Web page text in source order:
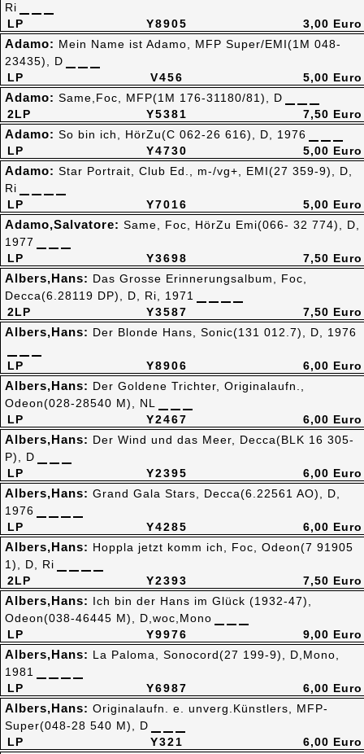
Y8905
LP
Ri
3,00 Euro
V456
LP
Adamo: Mein Name ist Adamo, MFP Super/EMI(1M 048-
23435), D
5,00 Euro
Y5381
2LP
Adamo: Same,Foc, MFP(1M 176-31180/81), D
7,50 Euro
Y4730
LP
Adamo: So bin ich, HörZu(C 062-26 616), D, 1976
5,00 Euro
Y7016
LP
Adamo: Star Portrait, Club Ed., m-/vg+, EMI(27 359-9), D,
Ri
5,00 Euro
Y3698
LP
Adamo,Salvatore: Same, Foc, HörZu Emi(066- 32 774), D,
1977
7,50 Euro
Y3587
2LP
Albers,Hans: Das Grosse Erinnerungsalbum, Foc,
Decca(6.28119 DP), D, Ri, 1971
7,50 Euro
Y8906
LP
Albers,Hans: Der Blonde Hans, Sonic(131 012.7), D, 1976
6,00 Euro
Y2467
LP
Albers,Hans: Der Goldene Trichter, Originalaufn.,
Odeon(028-28540 M), NL
6,00 Euro
Y2395
LP
Albers,Hans: Der Wind und das Meer, Decca(BLK 16 305-
P), D
6,00 Euro
Y4285
LP
Albers,Hans: Grand Gala Stars, Decca(6.22561 AO), D,
1976
6,00 Euro
Y2393
2LP
Albers,Hans: Hoppla jetzt komm ich, Foc, Odeon(7 91905
1), D, Ri
7,50 Euro
Y9976
LP
Albers,Hans: Ich bin der Hans im Glück (1932-47),
Odeon(038-46445 M), D,woc,Mono
9,00 Euro
Y6987
LP
Albers,Hans: La Paloma, Sonocord(27 199-9), D,Mono,
1981
6,00 Euro
Y321
LP
Albers,Hans: Originalaufn. e. unverg.Künstlers, MFP-
Super(048-28 540 M), D
6,00 Euro